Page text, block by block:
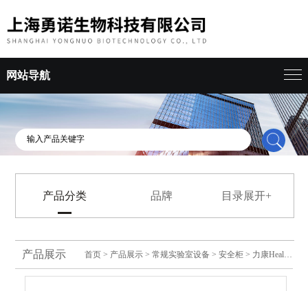
网站导航
产品分类 品牌 目录展开+
产品展示 首页 > 产品展示 >常规实验室设备 >安全柜 > 力康Heal Force纯水机（一/二/三级水）